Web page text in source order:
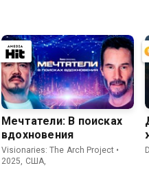
Мечтатели: В поисках
вдохновения
Visionaries: The Arch Project •
2025, США,